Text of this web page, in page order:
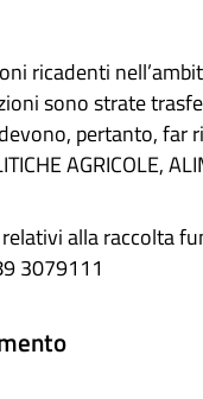
ricadenti
sono strate
pertanto, far
AGRICOLE,
alla raccolta
3079111